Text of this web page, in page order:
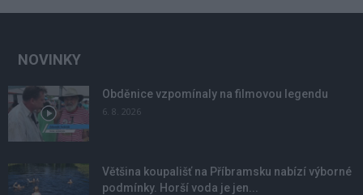
NOVINKY
Obděnice vzpomínaly na filmovou legendu
6. 8. 2026
Většina koupališť na Příbramsku nabízí výborné
podmínky. Horší voda je jen...